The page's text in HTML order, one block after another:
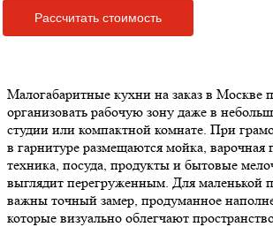
Рассчитать стоимость
Малогабаритные кухни на заказ в Москве
организовать рабочую зону даже в
студии или компактной комнате. При
в гарнитуре размещаются мойка, варочная
техника, посуда, продукты и бытовые
выглядит перегруженным. Для маленькой
важны точный замер, продуманное
которые визуально облегчают